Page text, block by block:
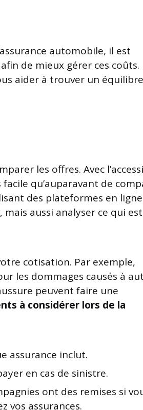
automobile, il est
de mieux gérer ces coûts.
aider à trouver un équilibre
les offres. Avec
qu’auparavant de
des plateformes en
aussi analyser ce qui est
cotisation. Par exemple,
les dommages causés à
peuvent faire une
à considérer lors de la
assurance inclut.
en cas de sinistre.
ont des remises si
vos assurances.